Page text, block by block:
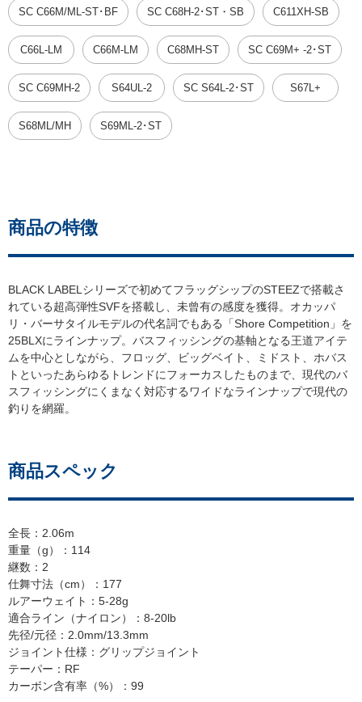
SC C66M/ML-ST･BF SC C68H-2･ST・SB C611XH-SB
C66L-LM C66M-LM C68MH-ST SC C69M+ -2･ST
SC C69MH-2 S64UL-2 SC S64L-2･ST S67L+
S68ML/MH S69ML-2･ST
商品の特徴
BLACK LABELシリーズで初めてフラッグシップのSTEEZで搭載さ
れている超高弾性SVFを搭載し、未曾有の感度を獲得。オカッパ
リ・バーサタイルモデルの代名詞でもある「Shore Competition」を
25BLXにラインナップ。バスフィッシングの基軸となる王道アイテ
ムを中心としながら、フロッグ、ビッグベイト、ミドスト、ホバス
トといったあらゆるトレンドにフォーカスしたものまで、現代のバ
スフィッシングにくまなく対応するワイドなラインナップで現代の
釣りを網羅。
商品スペック
全長：2.06m
重量（g）：114
継数：2
仕舞寸法（cm）：177
ルアーウェイト：5-28g
適合ライン（ナイロン）：8-20lb
先径/元径：2.0mm/13.3mm
ジョイント仕様：グリップジョイント
テーパー：RF
カーボン含有率（%）：99